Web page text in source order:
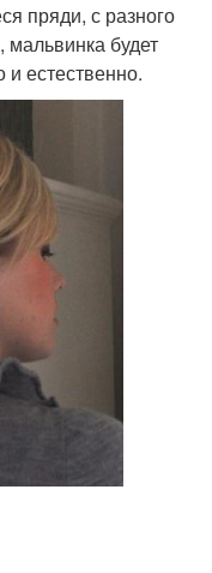
стрижка
стрижка
Мужские стрижки
пряди, с разного
будет
и естественно.